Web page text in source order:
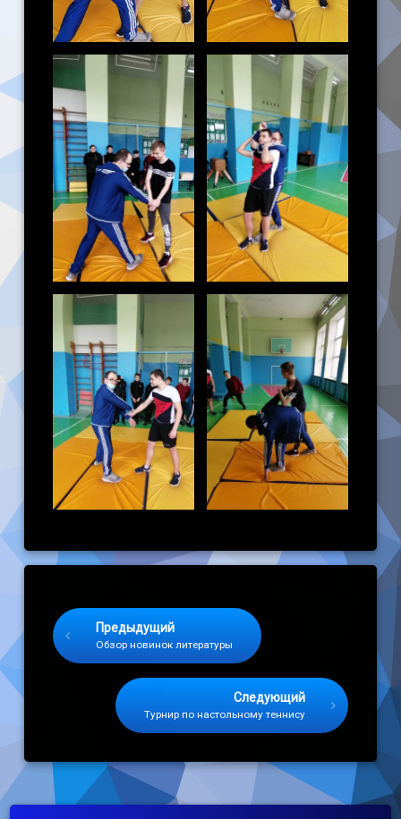
Предыдущий
Обзор новинок литературы
Следующий
Турнир по настольному теннису